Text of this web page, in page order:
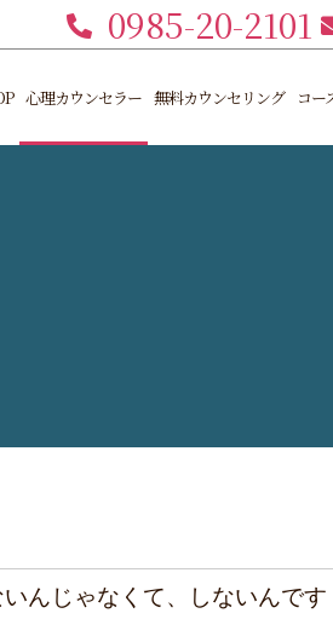
0985-20-2101
心理カウンセラー 無料カウンセリング コー
んじゃなくて、しないんです